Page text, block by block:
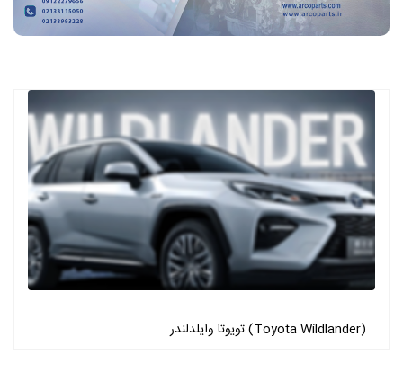
تویوتا وایلدلندر (Toyota Wildlander)